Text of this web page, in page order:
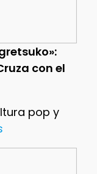
con el
pop y